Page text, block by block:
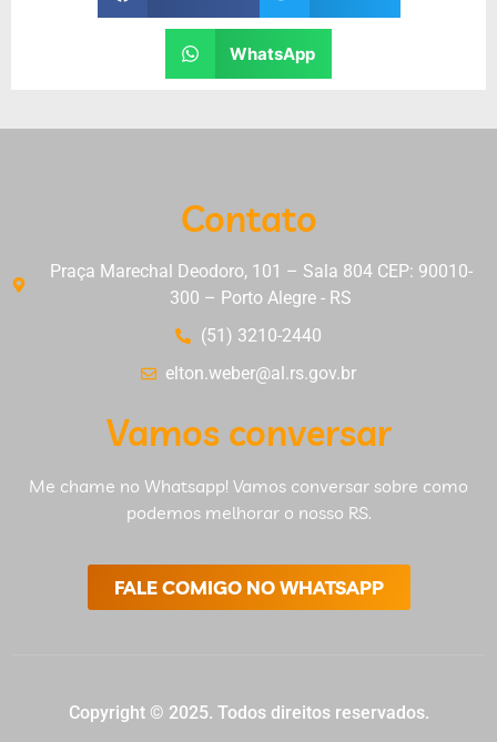
WhatsApp
Contato
Praça Marechal Deodoro, 101 – Sala 804 CEP: 90010-
300 – Porto Alegre - RS
(51) 3210-2440
elton.weber@al.rs.gov.br
Vamos conversar
Me chame no Whatsapp! Vamos conversar sobre como
podemos melhorar o nosso RS.
FALE COMIGO NO WHATSAPP
Copyright © 2025. Todos direitos reservados.